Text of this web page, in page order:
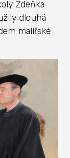
Zdeňka
dlouhá
malířské